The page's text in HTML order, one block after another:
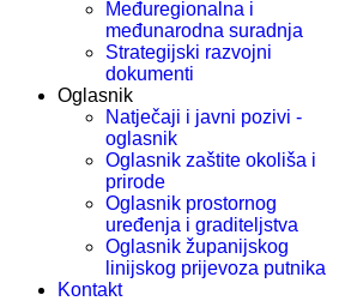
Međuregionalna i
međunarodna suradnja
Strategijski razvojni
dokumenti
Oglasnik
Natječaji i javni pozivi -
oglasnik
Oglasnik zaštite okoliša i
prirode
Oglasnik prostornog
uređenja i graditeljstva
Oglasnik županijskog
linijskog prijevoza putnika
Kontakt